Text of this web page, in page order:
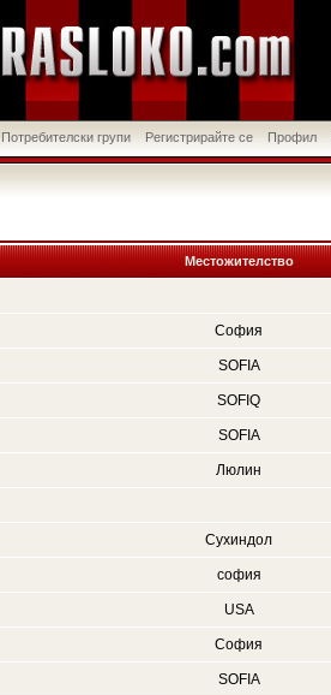
Потребителски групи Регистрирайте се Профил
Местожителство
София
SOFIA
SOFIQ
SOFIA
Люлин
Сухиндол
софия
USA
София
SOFIA